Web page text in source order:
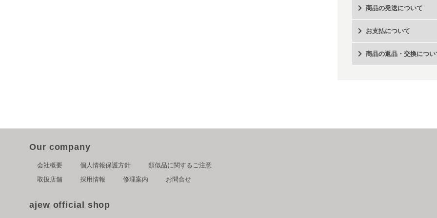
商品の発送について
お支払について
商品の返品・交換につい
Our company
会社概要 個人情報保護方針
類似品に関するご注意
取扱店舗
採用情報 修理案内 お問合せ
ajew official shop